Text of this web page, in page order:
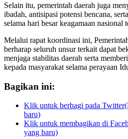
Selain itu, pemerintah daerah juga
ibadah, antisipasi potensi bencana,
selama hari besar keagamaan nasional
Melalui rapat koordinasi ini,
berharap seluruh unsur terkait dapat
menjaga stabilitas daerah serta
kepada masyarakat selama perayaan
Bagikan ini:
Klik untuk berbagi pada
baru)
Klik untuk membagikan di
yang baru)